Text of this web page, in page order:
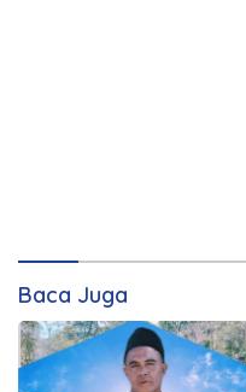
Baca Juga